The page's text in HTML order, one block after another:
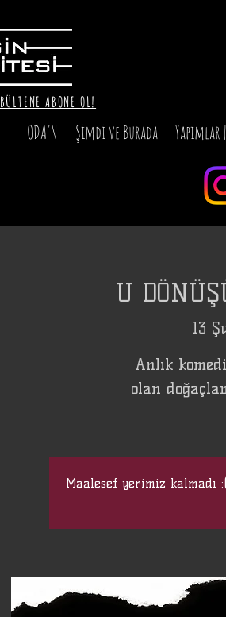
BÜLTENE ABONE OL!
ODA'N Şimdi ve Burada
U
13
Anlık
olan
Maalesef yerimiz kalmadı